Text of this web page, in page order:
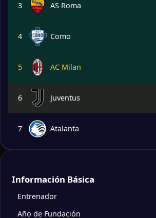
3 AS Roma
4 Como
5 AC Milan
6 Juventus
7 Atalanta
Información Básica
Entrenador
Año de Fundación